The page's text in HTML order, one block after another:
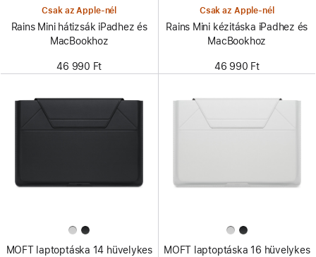
Csak az Apple-nél
Rains Mini hátizsák iPadhez és
MacBookhoz
46 990 Ft
Csak az Apple-nél
Rains Mini kézitáska iPadhez és
MacBookhoz
46 990 Ft
MOFT laptoptáska 14 hüvelykes
MOFT laptoptáska 16 hüvelykes